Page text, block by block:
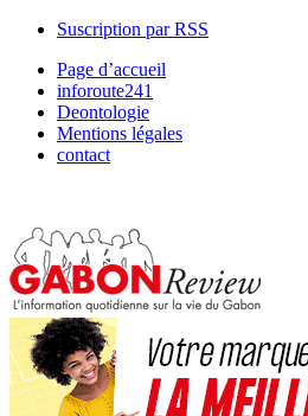
Suscription par RSS
Page d’accueil
inforoute241
Deontologie
Mentions légales
contact